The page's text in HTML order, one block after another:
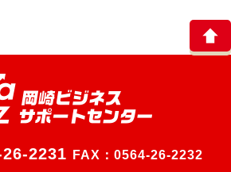
2231 FAX：0564-26-2232